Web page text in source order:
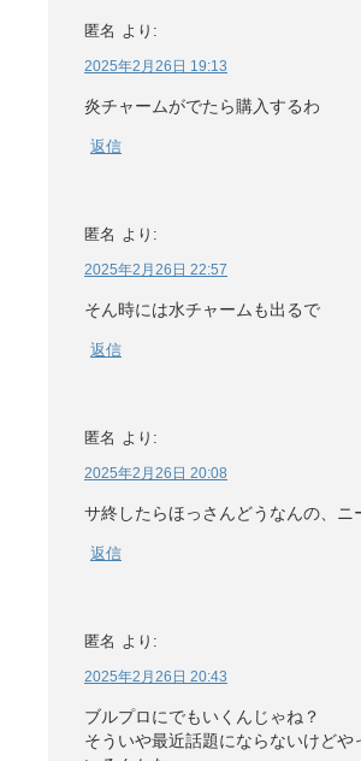
匿名 より:
2025年2月26日 19:13
炎チャームがでたら購入するわ
返信
匿名 より:
2025年2月26日 22:57
そん時には水チャームも出るで
返信
匿名 より:
2025年2月26日 20:08
サ終したらほっさんどうなんの、ニ
返信
匿名 より:
2025年2月26日 20:43
ブルプロにでもいくんじゃね？
そういや最近話題にならないけどや